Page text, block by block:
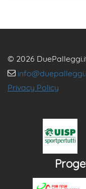
© 2026 DuePalleggi.it
Privacy Policy